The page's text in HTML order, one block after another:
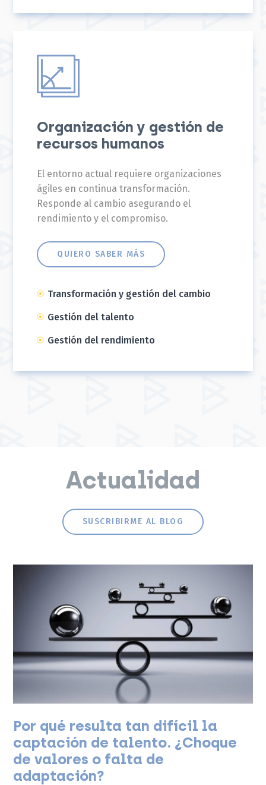
Organización y gestión de
recursos humanos
El entorno actual requiere organizaciones
ágiles en continua transformación.
Responde al cambio asegurando el
rendimiento y el compromiso.
QUIERO SABER MÁS
Transformación y gestión del cambio
Gestión del talento
Gestión del rendimiento
Actualidad
SUSCRIBIRME AL BLOG
Por qué resulta tan difícil la
captación de talento. ¿Choque
de valores o falta de
adaptación?